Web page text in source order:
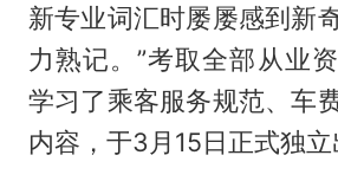
新专业词汇时屡屡感到新
力熟记。”考取全部从业
学习了乘客服务规范、车
内容，于3月15日正式独立